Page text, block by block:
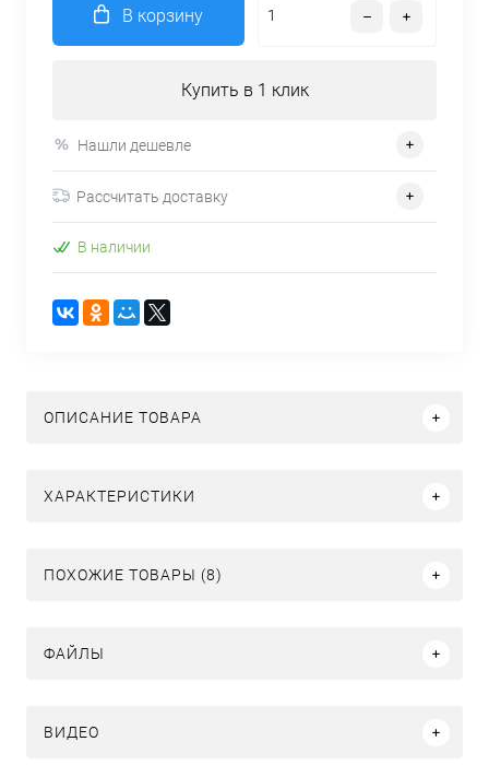
В корзину
Купить в 1 клик
Нашли дешевле
Рассчитать доставку
В наличии
ОПИСАНИЕ ТОВАРА
ХАРАКТЕРИСТИКИ
ПОХОЖИЕ ТОВАРЫ (8)
ФАЙЛЫ
ВИДЕО